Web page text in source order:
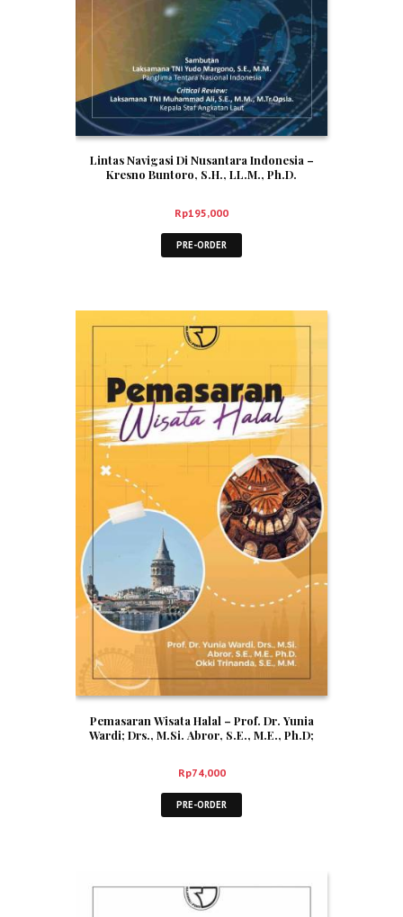
Lintas Navigasi Di Nusantara Indonesia –
Kresno Buntoro, S.H., LL.M., Ph.D.
Rp195,000
PRE-ORDER
Pemasaran Wisata Halal – Prof. Dr. Yunia
Wardi; Drs., M.Si. Abror, S.E., M.E., Ph.D;
Rp74,000
PRE-ORDER